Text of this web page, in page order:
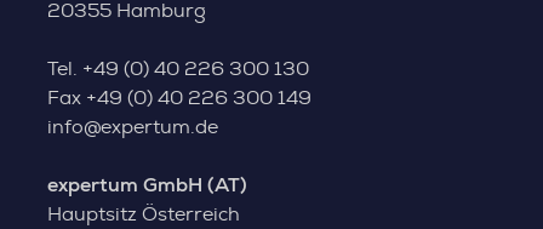
20355 Hamburg
Tel. +49 (0) 40 226 300 130
Fax +49 (0) 40 226 300 149
info@expertum.de
expertum GmbH (AT)
Hauptsitz Österreich